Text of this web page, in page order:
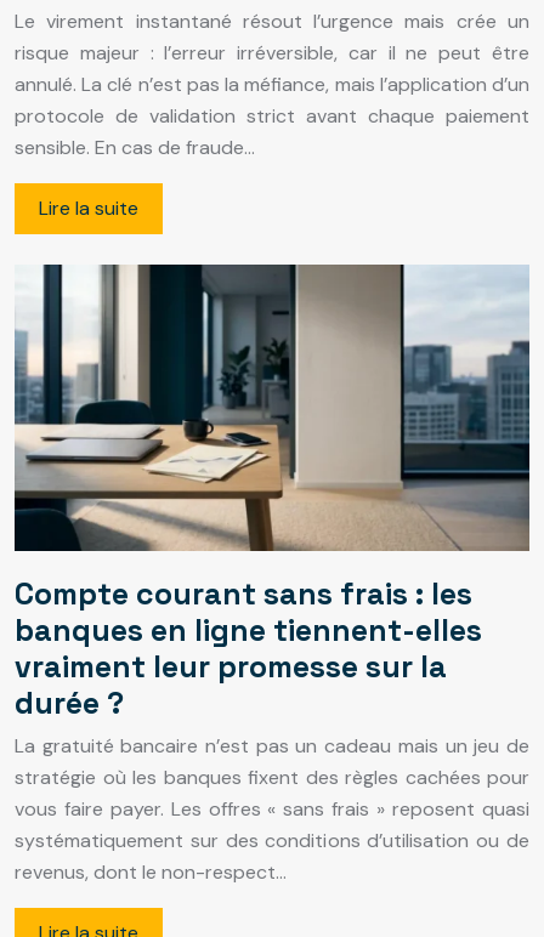
Le virement instantané résout l’urgence mais crée un
risque majeur : l’erreur irréversible, car il ne peut être
annulé. La clé n’est pas la méfiance, mais l’application d’un
protocole de validation strict avant chaque paiement
sensible. En cas de fraude…
Lire la suite
Compte courant sans frais : les
banques en ligne tiennent-elles
vraiment leur promesse sur la
durée ?
La gratuité bancaire n’est pas un cadeau mais un jeu de
stratégie où les banques fixent des règles cachées pour
vous faire payer. Les offres « sans frais » reposent quasi
systématiquement sur des conditions d’utilisation ou de
revenus, dont le non-respect…